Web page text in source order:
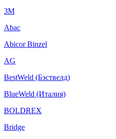
3M
Abac
Abicor Binzel
AG
BestWeld (Бэствелд)
BlueWeld (Италия)
BOLDREX
Bridge